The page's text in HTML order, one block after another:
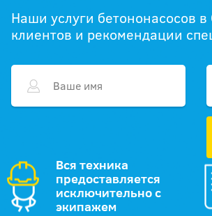
Наши услуги бетононасосов
клиентов и рекомендации
Вся техника
предоставляется
исключительно с
экипажем